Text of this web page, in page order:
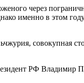
через
именно в этом
совокупная
РФ